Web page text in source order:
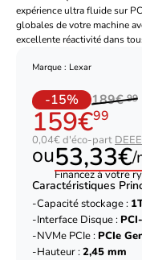
expérience ultra fluide sur
globales de votre machine
excellente réactivité dans
Marque : Lexar
-15% 189€ 99
159€99
0,04€ d'éco-part DEEE
ou53,33€/
Financez à votre
Caractéristiques
Capacité stockage :
Interface Disque :
NVMe PCIe : PCIe
Hauteur :2,45 mm